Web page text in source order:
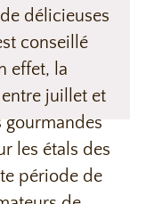
délicieuses
conseillé
effet, la
entre juillet et
gourmandes
les étals des
période de